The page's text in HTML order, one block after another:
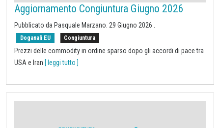
Aggiornamento Congiuntura Giugno 2026
Pubblicato da Pasquale Marzano 29 Giugno 2026
Doganali EU Congiuntura
Prezzi delle commodity in ordine sparso dopo gli accordi di pace tra
USA e Iran [ leggi tutto ]